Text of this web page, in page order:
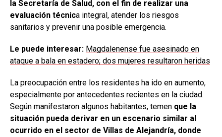
la Secretaría de Salud, con el fin de realizar una
evaluación técnica integral, atender los riesgos
sanitarios y prevenir una posible emergencia.
Le puede interesar: Magdalenense fue asesinado en
ataque a bala en estadero; dos mujeres resultaron heridas
La preocupación entre los residentes ha ido en aumento,
especialmente por antecedentes recientes en la ciudad.
Según manifestaron algunos habitantes, temen que la
situación pueda derivar en un escenario similar al
ocurrido en el sector de Villas de Alejandría, donde